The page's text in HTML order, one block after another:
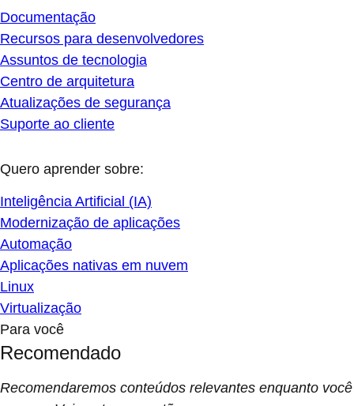
Documentação
Recursos para desenvolvedores
Assuntos de tecnologia
Centro de arquitetura
Atualizações de segurança
Suporte ao cliente
Quero aprender sobre:
Inteligência Artificial (IA)
Modernização de aplicações
Automação
Aplicações nativas em nuvem
Linux
Virtualização
Para você
Recomendado
Recomendaremos conteúdos relevantes enquanto você